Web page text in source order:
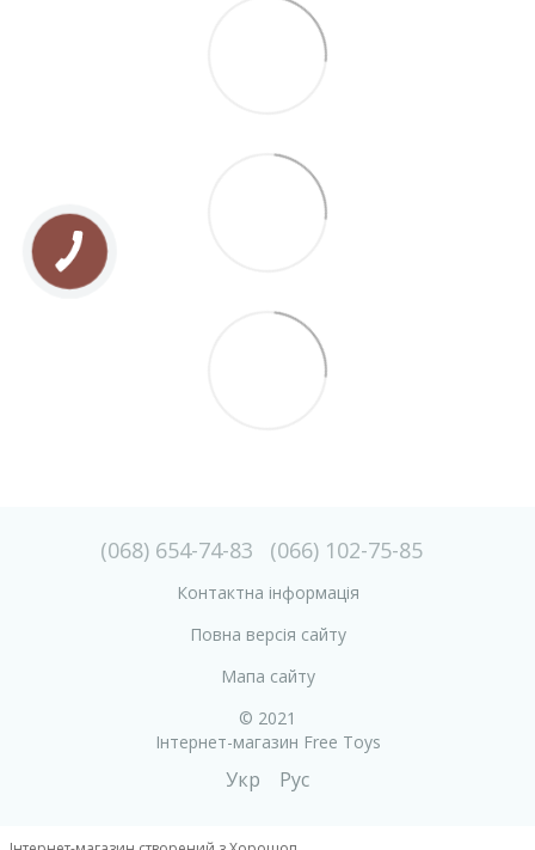
(068) 654-74-83 (066) 102-75-85
Контактна інформація
Повна версія сайту
Мапа сайту
© 2021
Інтернет-магазин Free Toys
Укр Рус